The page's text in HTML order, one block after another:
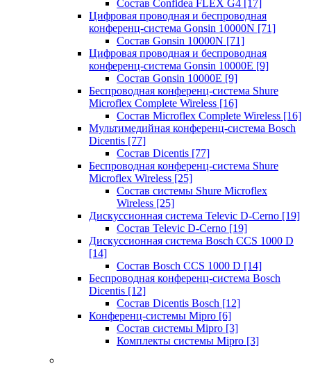
Состав Confidea FLEX G4 [17]
Цифровая проводная и беспроводная
конференц-система Gonsin 10000N [71]
Состав Gonsin 10000N [71]
Цифровая проводная и беспроводная
конференц-система Gonsin 10000E [9]
Состав Gonsin 10000E [9]
Беспроводная конференц-система Shure
Microflex Complete Wireless [16]
Состав Microflex Complete Wireless [16]
Мультимедийная конференц-система Bosch
Dicentis [77]
Состав Dicentis [77]
Беспроводная конференц-система Shure
Microflex Wireless [25]
Состав системы Shure Microflex
Wireless [25]
Дискуссионная система Televic D-Cerno [19]
Состав Televic D-Cerno [19]
Дискуссионная система Bosch CCS 1000 D
[14]
Состав Bosch CCS 1000 D [14]
Беспроводная конференц-система Bosch
Dicentis [12]
Состав Dicentis Bosch [12]
Конференц-системы Mipro [6]
Состав системы Mipro [3]
Комплекты системы Mipro [3]